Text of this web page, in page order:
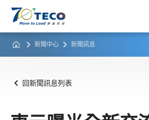
新聞中心 新聞訊息
回新聞訊息列表